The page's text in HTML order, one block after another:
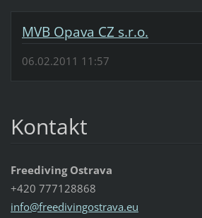
MVB Opava CZ s.r.o.
06.02.2011 11:57
Kontakt
Freediving Ostrava
+420 777128868
info@freedivingostrava.eu